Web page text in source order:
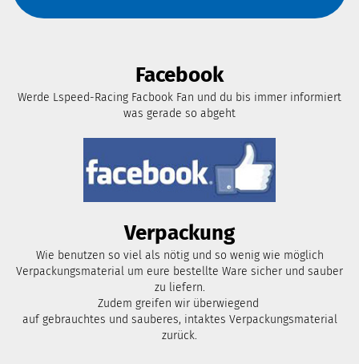
Facebook
Werde Lspeed-Racing Facbook Fan und du bis immer informiert
was gerade so abgeht
Verpackung
Wie benutzen so viel als nötig und so wenig wie möglich
Verpackungsmaterial um eure bestellte Ware sicher und sauber
zu liefern.
Zudem greifen wir überwiegend
auf gebrauchtes und sauberes, intaktes Verpackungsmaterial
zurück.